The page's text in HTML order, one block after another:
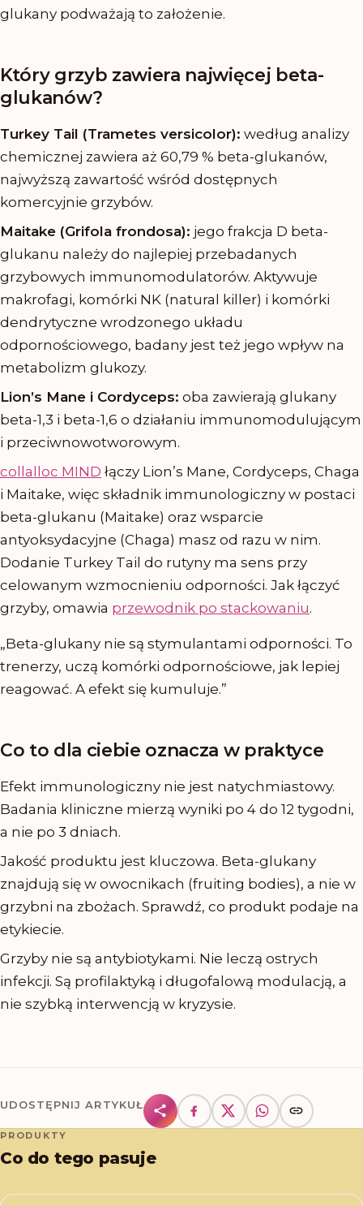
glukany podważają to założenie.
Który grzyb zawiera najwięcej beta-
glukanów?
Turkey Tail (Trametes versicolor): według analizy
chemicznej zawiera aż 60,79 % beta-glukanów,
najwyższą zawartość wśród dostępnych
komercyjnie grzybów.
Maitake (Grifola frondosa): jego frakcja D beta-
glukanu należy do najlepiej przebadanych
grzybowych immunomodulatorów. Aktywuje
makrofagi, komórki NK (natural killer) i komórki
dendrytyczne wrodzonego układu
odpornościowego, badany jest też jego wpływ na
metabolizm glukozy.
Lion’s Mane i Cordyceps: oba zawierają glukany
beta-1,3 i beta-1,6 o działaniu immunomodulującym
i przeciwnowotworowym.
collalloc MIND łączy Lion’s Mane, Cordyceps, Chaga
i Maitake, więc składnik immunologiczny w postaci
beta-glukanu (Maitake) oraz wsparcie
antyoksydacyjne (Chaga) masz od razu w nim.
Dodanie Turkey Tail do rutyny ma sens przy
celowanym wzmocnieniu odporności. Jak łączyć
grzyby, omawia przewodnik po stackowaniu.
„Beta-glukany nie są stymulantami odporności. To
trenerzy, uczą komórki odpornościowe, jak lepiej
reagować. A efekt się kumuluje.”
Co to dla ciebie oznacza w praktyce
Efekt immunologiczny nie jest natychmiastowy.
Badania kliniczne mierzą wyniki po 4 do 12 tygodni,
a nie po 3 dniach.
Jakość produktu jest kluczowa. Beta-glukany
znajdują się w owocnikach (fruiting bodies), a nie w
grzybni na zbożach. Sprawdź, co produkt podaje na
etykiecie.
Grzyby nie są antybiotykami. Nie leczą ostrych
infekcji. Są profilaktyką i długofalową modulacją, a
nie szybką interwencją w kryzysie.
UDOSTĘPNIJ ARTYKUŁ
PRODUKTY
Co do tego pasuje